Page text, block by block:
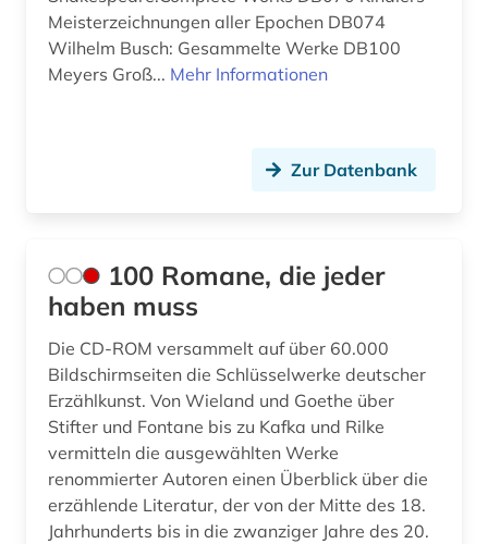
august wilhelm iffland (1)
august wilhelm schlegel (1)
ausleihe (1)
auswanderung (2)
autobiografie (2)
autograph (2)
autor (12)
autorin (1)
baden-württemberg (1)
Roemisches Reich (1)
Russland, Sowjetunion (3)
Serbien (1)
Spanien (2)
Suedamerika (1)
Suedostasien (1)
Suedosteuropa (1)
Meisterzeichnungen aller Epochen DB074
Wilhelm Busch: Gesammelte Werke DB100
Meyers Groß... Mehr Informationen
Zur Datenbank
100 Romane, die jeder
haben muss
Die CD-ROM versammelt auf über 60.000
Bildschirmseiten die Schlüsselwerke deutscher
Erzählkunst. Von Wieland und Goethe über
Stifter und Fontane bis zu Kafka und Rilke
vermitteln die ausgewählten Werke
renommierter Autoren einen Überblick über die
erzählende Literatur, der von der Mitte des 18.
Jahrhunderts bis in die zwanziger Jahre des 20.